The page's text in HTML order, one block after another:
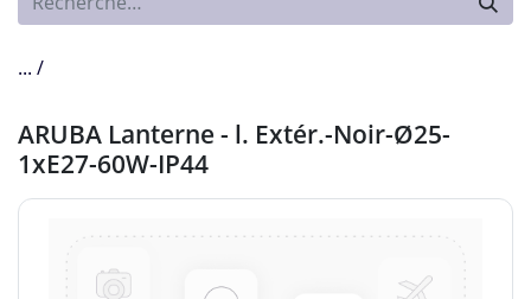
... /
ARUBA Lanterne - l. Extér.-Noir-Ø25-
1xE27-60W-IP44